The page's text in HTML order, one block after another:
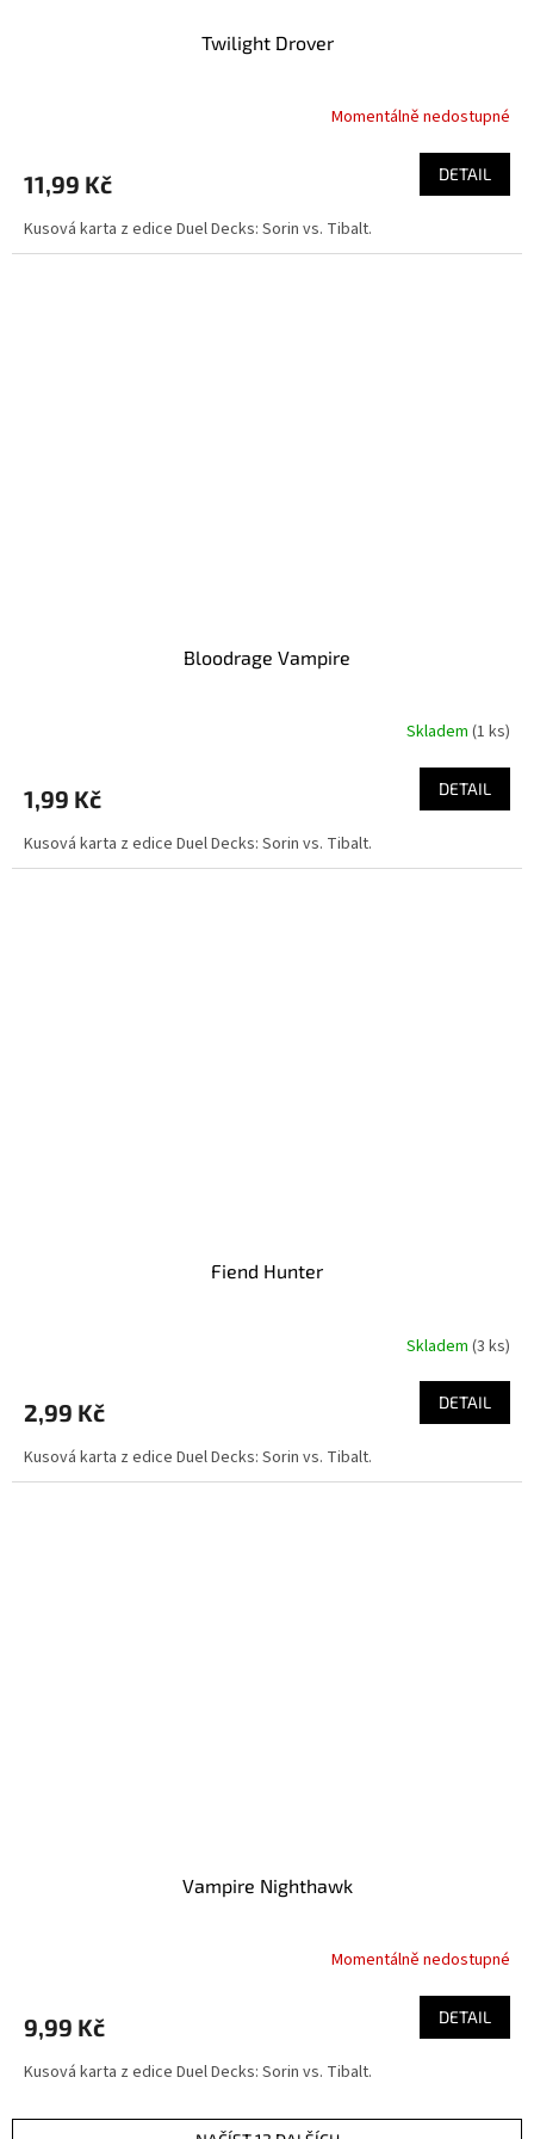
Twilight Drover
Momentálně nedostupné
11,99 Kč DETAIL
Kusová karta z edice Duel Decks: Sorin vs. Tibalt.
Bloodrage Vampire
Skladem (1 ks)
1,99 Kč DETAIL
Kusová karta z edice Duel Decks: Sorin vs. Tibalt.
Fiend Hunter
Skladem (3 ks)
2,99 Kč DETAIL
Kusová karta z edice Duel Decks: Sorin vs. Tibalt.
Vampire Nighthawk
Momentálně nedostupné
9,99 Kč DETAIL
Kusová karta z edice Duel Decks: Sorin vs. Tibalt.